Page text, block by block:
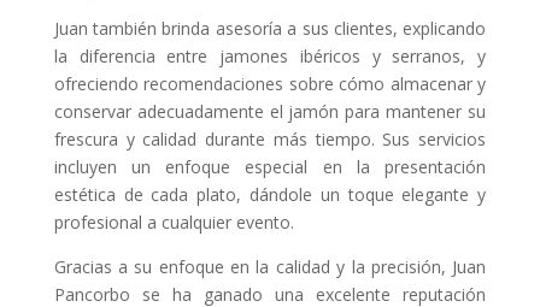
Juan también brinda asesoría a sus clientes, explicando
la diferencia entre jamones ibéricos y serranos, y
ofreciendo recomendaciones sobre cómo almacenar y
conservar adecuadamente el jamón para mantener su
frescura y calidad durante más tiempo. Sus servicios
incluyen un enfoque especial en la presentación
estética de cada plato, dándole un toque elegante y
profesional a cualquier evento.
Gracias a su enfoque en la calidad y la precisión, Juan
Pancorbo se ha ganado una excelente reputación